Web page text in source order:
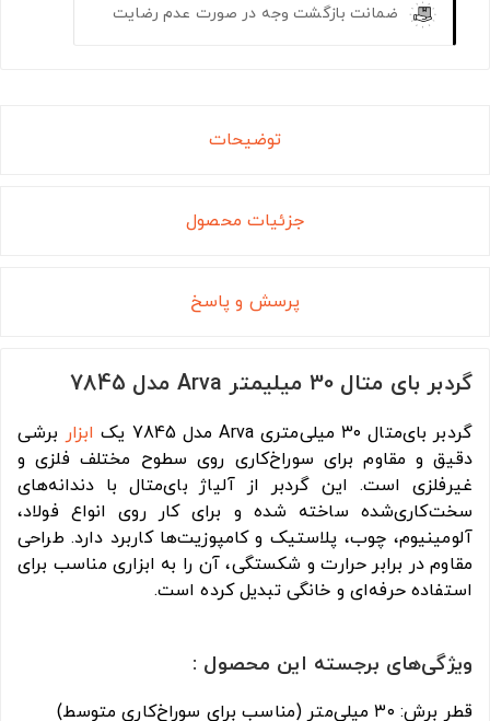
ضمانت بازگشت وجه در صورت عدم رضایت
توضیحات
جزئیات محصول
پرسش و پاسخ
گردبر بای متال 30 میلیمتر Arva مدل 7845
گردبر بای‌متال ۳۰ میلی‌متری Arva مدل 7845 یک ابزار برشی
دقیق و مقاوم برای سوراخ‌کاری روی سطوح مختلف فلزی و
غیرفلزی است. این گردبر از آلیاژ بای‌متال با دندانه‌های
سخت‌کاری‌شده ساخته شده و برای کار روی انواع فولاد،
آلومینیوم، چوب، پلاستیک و کامپوزیت‌ها کاربرد دارد. طراحی
مقاوم در برابر حرارت و شکستگی، آن را به ابزاری مناسب برای
استفاده حرفه‌ای و خانگی تبدیل کرده است.
ویژگی‌های برجسته این محصول :
قطر برش: ۳۰ میلی‌متر (مناسب برای سوراخ‌کاری متوسط)